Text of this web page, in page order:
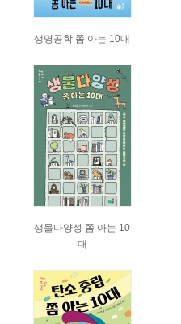
생명공학 쫌 아는 10대
생물다양성 쫌 아는 10
대